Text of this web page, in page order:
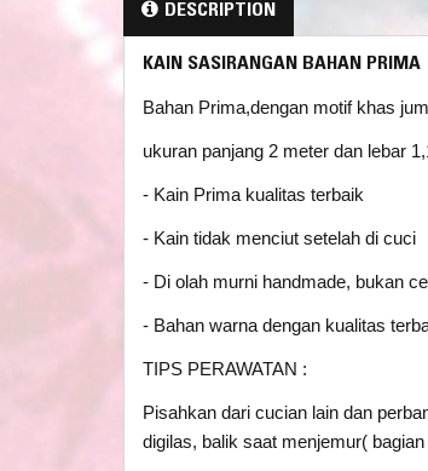
DESCRIPTION
KAIN SASIRANGAN BAHAN PRIMA
Bahan Prima,dengan motif khas
ukuran panjang 2 meter dan lebar
- Kain Prima kualitas terbaik
- Kain tidak menciut setelah di cuci
- Di olah murni handmade, bukan
- Bahan warna dengan kualitas
TIPS PERAWATAN :
Pisahkan dari cucian lain dan
digilas, balik saat menjemur(